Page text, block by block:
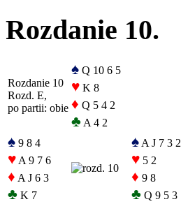
Rozdanie 10.
Rozdanie 10
Rozd. E,
po partii: obie
♠ Q 10 6 5
♥ K 8
♦ Q 5 4 2
♣ A 4 2
♠ 9 8 4
♥ A 9 7 6
♦ A J 6 3
♣ K 7
♠ A J 7 3 2
♥ 5 2
♦ 9 8
♣ Q 9 5 3